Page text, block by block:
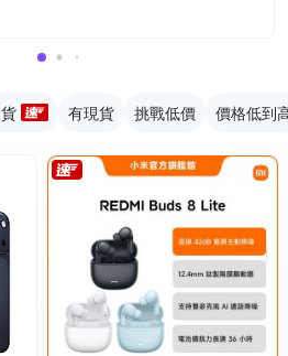
有現貨 挑戰低價 價格低到